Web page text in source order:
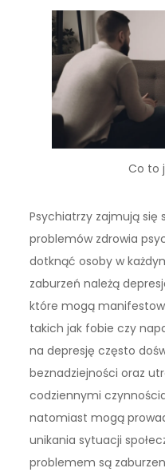
Co to
Psychiatrzy zajmują się
problemów zdrowia
dotknąć osoby w
zaburzeń należą
które mogą
takich jak fobie czy
na depresję często
beznadziejności oraz
codziennymi
natomiast mogą
unikania sytuacji
problemem są